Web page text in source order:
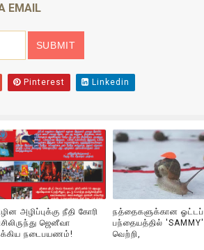
EMAIL
Pinterest Linkedin
அழிப்புக்கு நீதி கோரி
ஜெனீவா
நடைபயணம்!
நத்தைகளுக்கான ஓட்டப்
பந்தையத்தில் 'SAMMY'
வெற்றி,